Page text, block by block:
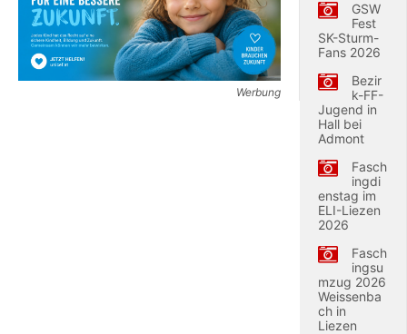
Werbung
GSW
Fest
SK-Sturm-
Fans 2026
Bezir
k-FF-
Jugend in
Hall bei
Admont
Fasch
ingdi
enstag im
ELI-Liezen
2026
Fasch
ingsu
mzug 2026
Weissenba
ch in
Liezen